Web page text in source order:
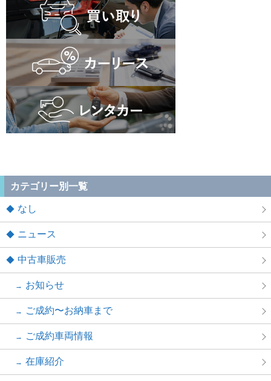
カテゴリー別一覧
なし
ニュース
中古車販売
お知らせ
ご成約〜お納車まで
ご成約車両情報
在庫紹介